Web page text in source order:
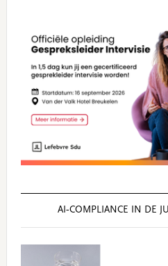
AI‑COMPLIANCE IN DE